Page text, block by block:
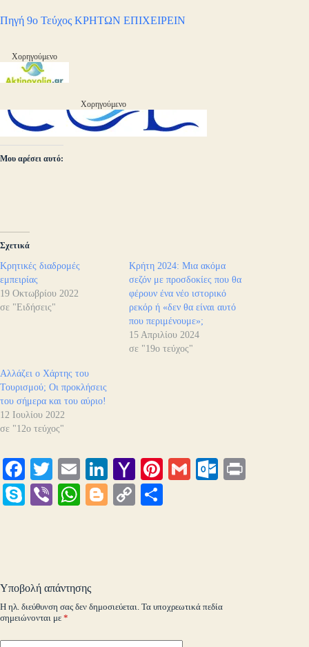
Πηγή 9ο Τεύχος ΚΡΗΤΩΝ ΕΠΙΧΕΙΡΕΙΝ
Χορηγούμενο
Χορηγούμενο
Μου αρέσει αυτό:
Σχετικά
Κρητικές διαδρομές
εμπειρίας
19 Οκτωβρίου 2022
σε "Ειδήσεις"
Κρήτη 2024: Μια ακόμα
σεζόν με προσδοκίες που θα
φέρουν ένα νέο ιστορικό
ρεκόρ ή «δεν θα είναι αυτό
που περιμένουμε»;
15 Απριλίου 2024
σε "19ο τεύχος"
Αλλάζει ο Χάρτης του
Τουρισμού; Οι προκλήσεις
του σήμερα και του αύριο!
12 Ιουλίου 2022
σε "12ο τεύχος"
Fa
ce
bo
T
wi
tte
E
m
ail
Li
nk
ed
Y
ah
oo
Pi
G
O
m
S
Vi
W
pp
Bl
C
εί
Υποβολή απάντησης
Η ηλ. διεύθυνση σας δεν δημοσιεύεται. Τα υποχρεωτικά πεδία
σημειώνονται με *